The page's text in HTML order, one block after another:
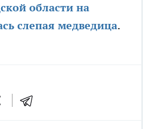
области на
слепая медведица.